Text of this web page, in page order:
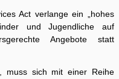
Act verlange ein „hohes
und Jugendliche auf
Angebote statt
muss sich mit einer Reihe